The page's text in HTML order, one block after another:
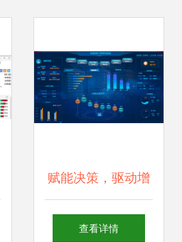
赋能决策，驱动增
长 商业智能软件与
查看详情